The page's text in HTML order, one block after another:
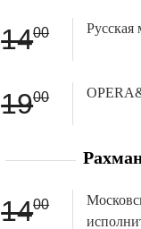
1400 Русская
1900
1400